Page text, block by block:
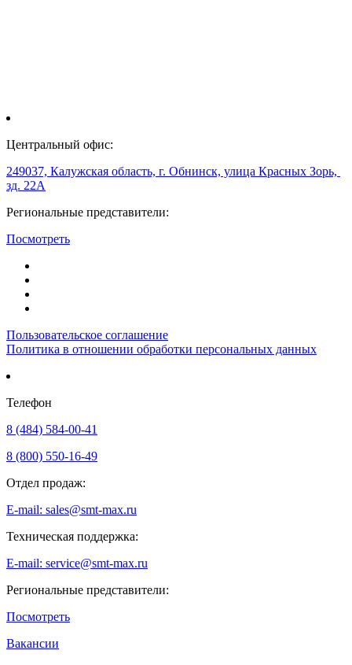
Центральный офис:
249037, Калужская область, г. Обнинск, улица Красных Зорь,
зд. 22А
Региональные представители:
Посмотреть
Пользовательское соглашение
Политика в отношении обработки персональных данных
Телефон
8 (484) 584-00-41
8 (800) 550-16-49
Отдел продаж:
E-mail: sales@smt-max.ru
Техническая поддержка:
E-mail: service@smt-max.ru
Региональные представители:
Посмотреть
Вакансии